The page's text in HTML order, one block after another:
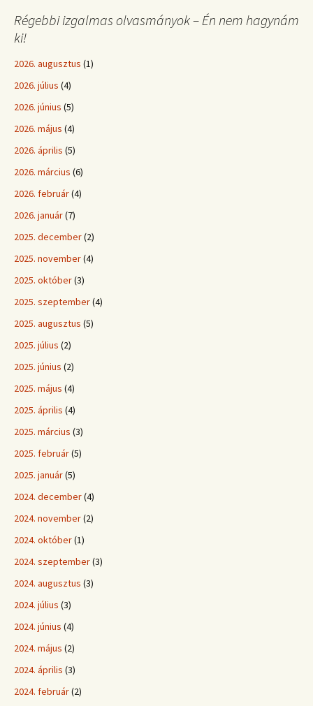
Régebbi izgalmas olvasmányok – Én nem hagynám
ki!
2026. augusztus (1)
2026. július (4)
2026. június (5)
2026. május (4)
2026. április (5)
2026. március (6)
2026. február(4)
2026. január(7)
2025. december(2)
2025. november(4)
2025. október(3)
2025. szeptember(4)
2025. augusztus (5)
2025. július (2)
2025. június (2)
2025. május (4)
2025. április (4)
2025. március (3)
2025. február(5)
2025. január(5)
2024. december(4)
2024. november(2)
2024. október(1)
2024. szeptember(3)
2024. augusztus (3)
2024. július (3)
2024. június (4)
2024. május (2)
2024. április (3)
2024. február(2)